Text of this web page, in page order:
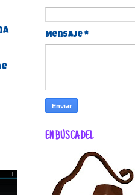
Mensaje *
EN BUSCA DEL